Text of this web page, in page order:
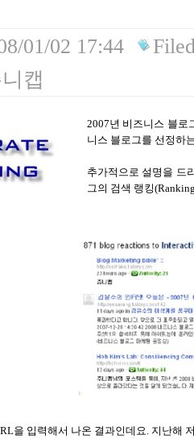
01/02 17:44
캡
2007년 비즈니스 블로
니스 블로그를 선정하
추가적으로 설명을 드
그의 검색 랭킹
을 입력해서 나온 결과인데요. 지난해